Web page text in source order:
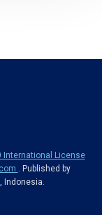
International License
. Published by
Indonesia.